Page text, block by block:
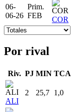
06-
06-26
Prim.
FEB
COR
Por rival
Riv. PJ MIN TCA
ALI
2 25,7 1,0